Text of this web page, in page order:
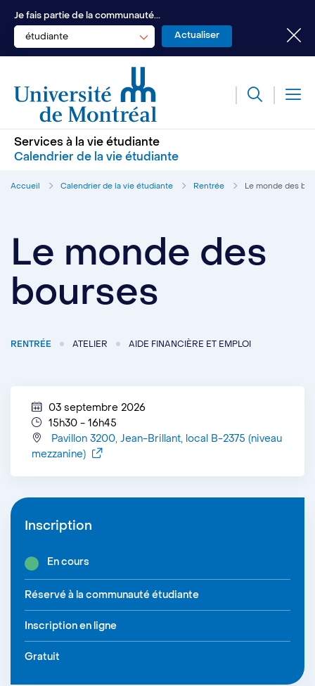
Je fais partie de la communauté...
étudiante
Services à la vie étudiante
Calendrier de la vie étudiante
Accueil Calendrier de la vie étudiante Rentrée Le monde des
Le monde des
bourses
RENTRÉE ATELIER AIDE FINANCIÈRE ET EMPLOI
03 septembre 2026
15h30 - 16h45
Pavillon 3200, Jean-Brillant, local B-2375 (niveau
mezzanine)
Inscription
En cours
Réservé à la communauté étudiante
Inscription en ligne
Gratuit